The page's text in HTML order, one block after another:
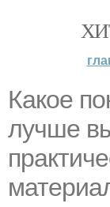
Какое
лучше